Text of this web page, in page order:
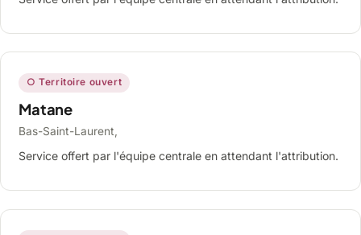
○ Territoire ouvert
Matane
Bas-Saint-Laurent,
Service offert par l'équipe centrale en attendant l'attribution.